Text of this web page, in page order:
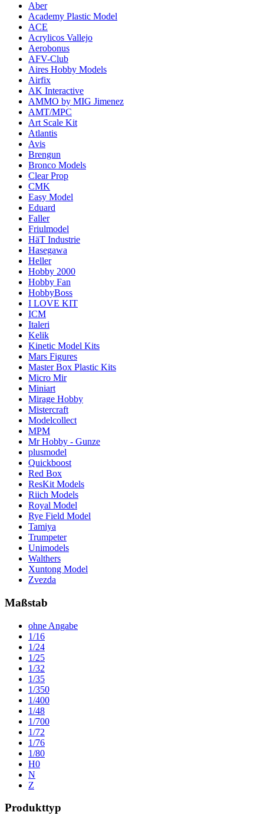
Aber
Academy Plastic Model
ACE
Acrylicos Vallejo
Aerobonus
AFV-Club
Aires Hobby Models
Airfix
AK Interactive
AMMO by MIG Jimenez
AMT/MPC
Art Scale Kit
Atlantis
Avis
Brengun
Bronco Models
Clear Prop
CMK
Easy Model
Eduard
Faller
Friulmodel
HäT Industrie
Hasegawa
Heller
Hobby 2000
Hobby Fan
HobbyBoss
I LOVE KIT
ICM
Italeri
Kelik
Kinetic Model Kits
Mars Figures
Master Box Plastic Kits
Micro Mir
Miniart
Mirage Hobby
Mistercraft
Modelcollect
MPM
Mr Hobby - Gunze
plusmodel
Quickboost
Red Box
ResKit Models
Riich Models
Royal Model
Rye Field Model
Tamiya
Trumpeter
Unimodels
Walthers
Xuntong Model
Zvezda
Maßstab
ohne Angabe
1/16
1/24
1/25
1/32
1/35
1/350
1/400
1/48
1/700
1/72
1/76
1/80
H0
N
Z
Produkttyp